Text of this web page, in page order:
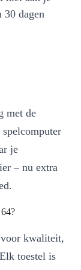
30 dagen
met de
je
– nu extra
kwaliteit,
toestel is